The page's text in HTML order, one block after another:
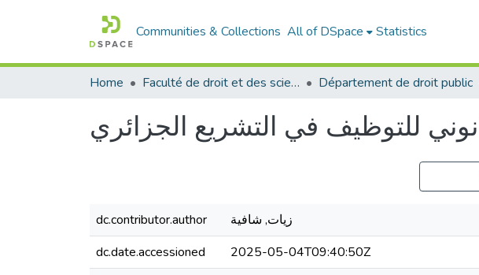
Communities & Collections All of DSpace Statistics
Home Faculté de droit et des sciences politiques Département de droit public
للتوظيف في التشريع الجزائري
dc.contributor.author
زيات, شافية
dc.date.accessioned
2025-05-04T09:40:50Z